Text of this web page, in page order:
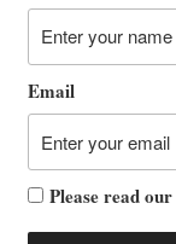
Email
Please read our